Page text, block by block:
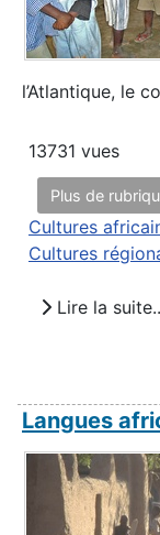
l’Atlantique, le
13731 vues
Plus de
Cultures
Cultures
Lire la
Langues